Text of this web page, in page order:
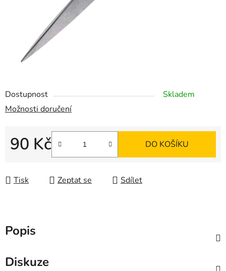
Dostupnost
Skladem
Možnosti doručení
90 Kč
Měrná cena:
DO KOŠÍKU
Tisk Zeptat se Sdílet
Popis
Diskuze